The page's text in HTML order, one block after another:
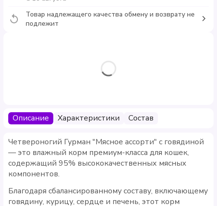
Товар надлежащего качества обмену и возврату не
подлежит
Описание Характеристики Состав
Четвероногий Гурман "Мясное ассорти" с говядиной
— это влажный корм премиум-класса для кошек,
содержащий 95% высококачественных мясных
компонентов.
Благодаря сбалансированному составу, включающему
говядину, курицу, сердце и печень, этот корм